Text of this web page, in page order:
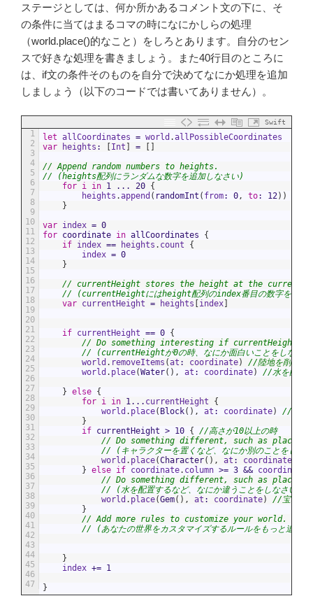
ステージとしては、何か所かあるコメント文の下に、そ
の条件に当てはまるコマの時になにかしらの処理
（world.place()的なこと）をしろとあります。自分のセン
スで好きな処理を書きましょう。また40行目のところに
は、if文の条件そのものを自分で決めてなにか処理を追加
しましょう（以下のコードでは書いてありません）。
Swift
1
2
3
4
5
6
7
8
9
10
11
12
13
14
15
16
17
18
19
20
21
22
23
24
25
26
27
28
29
30
31
32
33
34
35
36
37
38
39
40
41
42
43
44
45
46
47
let allCoordinates = world .allPossibleCoordinates
var
heights : Int =
// Append random numbers to heights.
// (heights配列にランダムな数字を追加しなさい)
for i in 1 ... 20 {
heights .append ( randomInt ( from: 0, to: 12) )
}
var index = 0
for coordinate in allCoordinates
{
if index == heights . count
{
index = 0
}
// currentHeight stores the height at the current
// (currentHeightにはheight配列のindex番目の数字を保持)
var currentHeight = heights index
if currentHeight == 0 {
// Do something interesting if currentHeight
// (currentHeightが0の時、なにか面白いことをしなさ
world . removeItems (at : coordinate)
//陸地を削除
world . place(Water( ) , at : coordinate)
//水を配置
} else {
for i in 1... currentHeight
{
world . place( Block( ) , at : coordinate)
//ブロ
}
if currentHeight > 10 {
//高さが10以上の時
// Do something different, such as placing
// (キャラクターを置くなど、なにか別のことをしな
world . place(Character( ) , at : coordinate
} else if coordinate. column >= 3 && coordinate
// Do something different, such as placing
// (水を配置するなど、なにか違うことをしなさい)
world . place(Gem( ) , at : coordinate)
//宝石を
}
// Add more rules to customize your world.
// (あなたの世界をカスタマイズするルールをもっと追加
}
index += 1
}